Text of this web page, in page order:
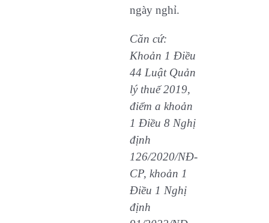
ngày nghỉ.
Căn cứ:
Khoản 1 Điều
44 Luật Quản
lý thuế 2019,
điểm a khoản
1 Điều 8 Nghị
định
126/2020/NĐ-
CP, khoản 1
Điều 1 Nghị
định